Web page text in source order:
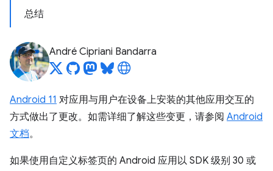
总结
André Cipriani Bandarra
Android 11 对应用与用户在设备上安装的其他应用交互的
方式做出了更改。如需详细了解这些变更，请参阅 Android
文档。
如果使用自定义标签页的 Android 应用以 SDK 级别 30 或